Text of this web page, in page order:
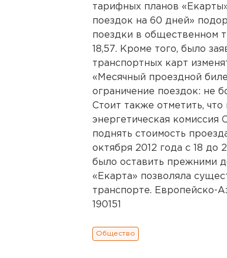
тарифных планов
поездок на 60 дней»
поездки в общественном
18,57. Кроме того, было
транспортных карт
«Месячный проездной
ограничение поездок: не
Стоит также отметить,
энергетическая комиссия
поднять стоимость
октября 2012 года с 18
было оставить прежними
«Екарта» позволяла
транспорте. Европейско-
190151
Общество